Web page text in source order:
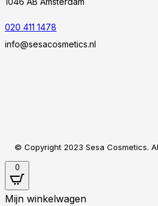
020 411 1478
info@sesacosmetics.nl
© Copyright 2023 Sesa Cosmetics.
0
Mijn winkelwagen